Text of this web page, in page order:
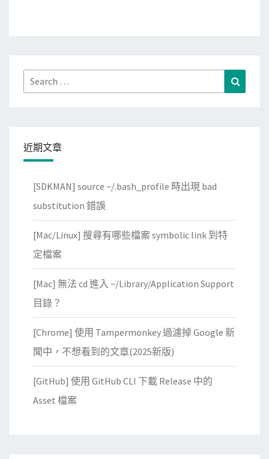
Search
for:
近期文章
[SDKMAN] source ~/.bash_profile 時出現 bad
substitution 錯誤
[Mac/Linux] 搜尋有哪些檔案 symbolic link 到特
定檔案
[Mac] 無法 cd 進入 ~/Library/Application Support
目錄？
[Chrome] 使用 Tampermonkey 過濾掉 Google 新
聞中，不想看到的文章(2025新版)
[GitHub] 使用 GitHub CLI 下載 Release 中的
Asset 檔案